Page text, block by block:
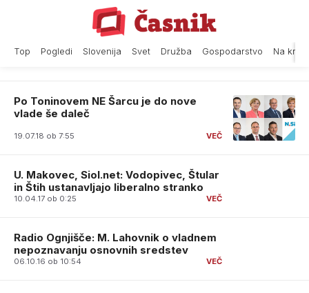
Top Pogledi Slovenija Svet Družba Gospodarstvo Na
Po Toninovem NE Šarcu je do nove
vlade še daleč
19.07.18 ob 7:55
U. Makovec, Siol.net: Vodopivec, Štular
in Štih ustanavljajo liberalno stranko
10.04.17 ob 0:25
Radio Ognjišče: M. Lahovnik o vladnem
nepoznavanju osnovnih sredstev
06.10.16 ob 10:54